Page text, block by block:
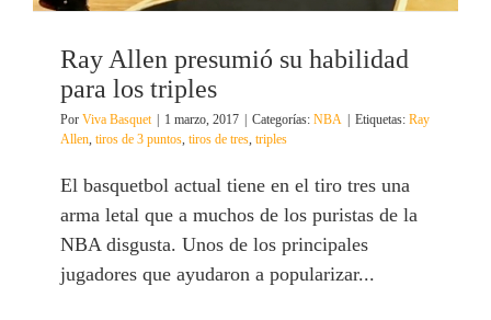
Ray Allen presumió su habilidad
para los triples
Por Viva Basquet 1 marzo, 2017 Categorías: NBA Etiquetas: Ray
Allen, tiros de 3 puntos, tiros de tres, triples
El basquetbol actual tiene en el tiro tres una
arma letal que a muchos de los puristas de la
NBA disgusta. Unos de los principales
jugadores que ayudaron a popularizar...